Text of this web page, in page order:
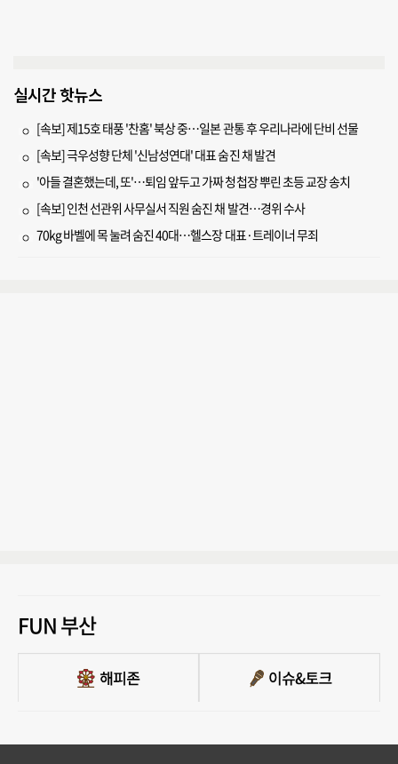
실시간 핫뉴스
[속보] 제15호 태풍 '찬홈' 북상 중…일본 관통 후 우리나라에 단비 선물
[속보] 극우성향 단체 '신남성연대' 대표 숨진 채 발견
'아들 결혼했는데, 또'…퇴임 앞두고 가짜 청첩장 뿌린 초등 교장 송치
[속보] 인천 선관위 사무실서 직원 숨진 채 발견…경위 수사
70kg 바벨에 목 눌려 숨진 40대…헬스장 대표·트레이너 무죄
FUN 부산